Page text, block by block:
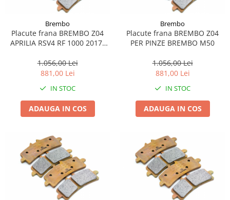
Ulei transmisie moto
Ulei furca moto
Curatare si intretinere lant moto
Antigel moto
Aditivi moto
Lichid de frana
Vaselina si spray-uri tehnice moto
Filtre moto
Buson golire ulei
Filtru ulei moto
Filtru aer moto
Intretinere si curatare filtre moto
Intretinere moto
Brembo
Placute frana BREMBO Z04
APRILIA RSV4 RF 1000 2017-
1.056,00 Lei
881,00 Lei
IN STOC
ADAUGA IN COS
Brembo
Placute frana BREMBO Z04
PER PINZE BREMBO M50
1.056,00 Lei
881,00 Lei
IN STOC
ADAUGA IN COS